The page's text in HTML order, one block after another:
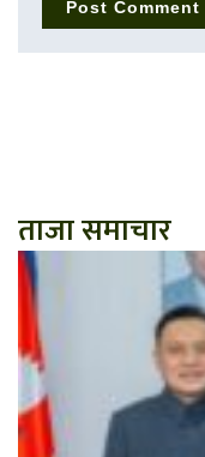
ताजा समाचार